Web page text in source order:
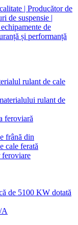
rulant de cale
rulant de
feroviară
frână din
cale ferată
feroviare
de 5100 KW dotată
A